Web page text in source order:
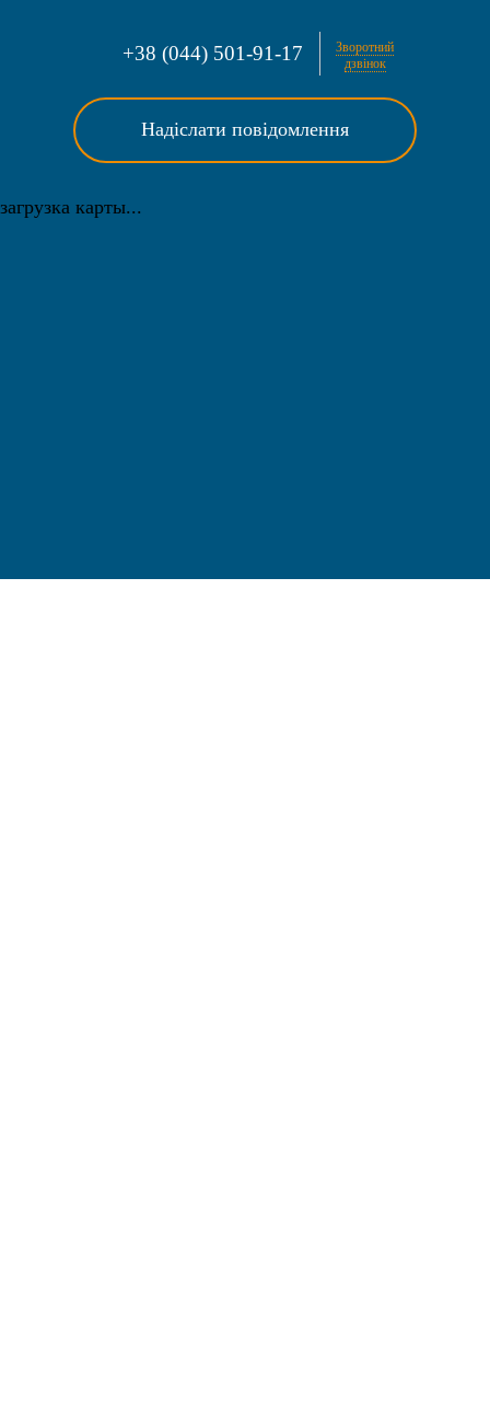
+38 (044) 501-91-17
Зворотний
дзвінок
Надіслати повідомлення
загрузка карты...